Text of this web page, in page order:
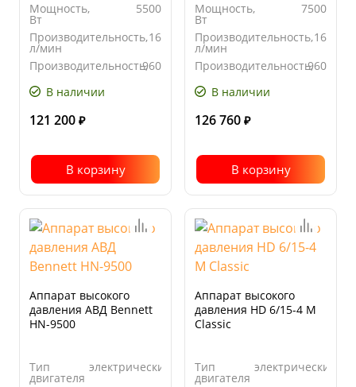
Мощность,
Вт
5500
Производительность,
л/мин
16
Производительность,
л/час
960
В наличии
121 200 ₽
В корзину
Мощность,
Вт
7500
Производительность,
л/мин
16
Производительность,
л/час
960
В наличии
126 760 ₽
В корзину
Аппарат высокого
давления АВД Bennett
HN-9500
Тип
двигателя
электрический
Аппарат высокого
давления HD 6/15-4 M
Classic
Тип
двигателя
электрический